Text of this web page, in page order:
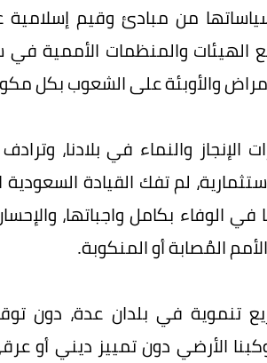
من مبادئ وقيم إسلامية
الهيئات والمنظمات الأممية
والأوبئة على الشعوب بكل
والنماء في بلادنا،
لم تفك القيادة
في الوفاء بكامل واجباتها،
المُصابة أو المنكوبة.
تنموية في بلدان عدة، دون
الأرضي دون تمييز ديني أو